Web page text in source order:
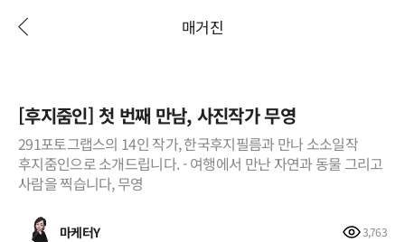
매거진
[후지줌인] 첫 번째 만남, 사진작가 무영
291포토그랩스의 14인 작가, 한국후지필름과 만나 소소일작
후지줌인으로 소개드립니다. - 여행에서 만난 자연과 동물 그리고
사람을 찍습니다, 무영
마케터Y 3,763